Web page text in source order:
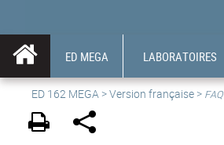
ED MEGA LABORATOIRES
ED 162 MEGA >Version française > FAQ